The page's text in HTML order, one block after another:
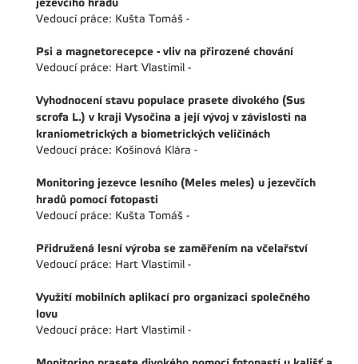
jezevčího hradu
Vedoucí práce: Kušta Tomáš -
Psi a magnetorecepce - vliv na přirozené chování
Vedoucí práce: Hart Vlastimil -
Vyhodnocení stavu populace prasete divokého (Sus
scrofa L.) v kraji Vysočina a její vývoj v závislosti na
kraniometrických a biometrických veličinách
Vedoucí práce: Košinová Klára -
Monitoring jezevce lesního (Meles meles) u jezevčích
hradů pomocí fotopasti
Vedoucí práce: Kušta Tomáš -
Přidružená lesní výroba se zaměřením na včelařství
Vedoucí práce: Hart Vlastimil -
Využití mobilních aplikací pro organizaci společného
lovu
Vedoucí práce: Hart Vlastimil -